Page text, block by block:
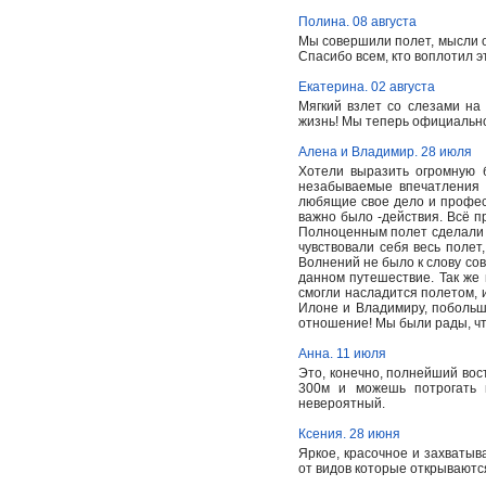
Полина. 08 августа
Мы совершили полет, мысли
Спасибо всем, кто воплотил
Екатерина. 02 августа
Мягкий взлет со слезами
жизнь! Мы теперь
Алена и Владимир. 28 июля
Хотели выразить огромную
незабываемые
любящие свое дело и
важно было -действия. Всё
Полноценным полет
чувствовали себя весь
Волнений не было к слову
данном путешествие. Так
смогли насладится
Илоне и Владимиру,
отношение! Мы были рады,
Анна. 11 июля
Это, конечно, полнейший
300м и можешь потрогать
невероятный.
Ксения. 28 июня
Яркое, красочное и
от видов которые